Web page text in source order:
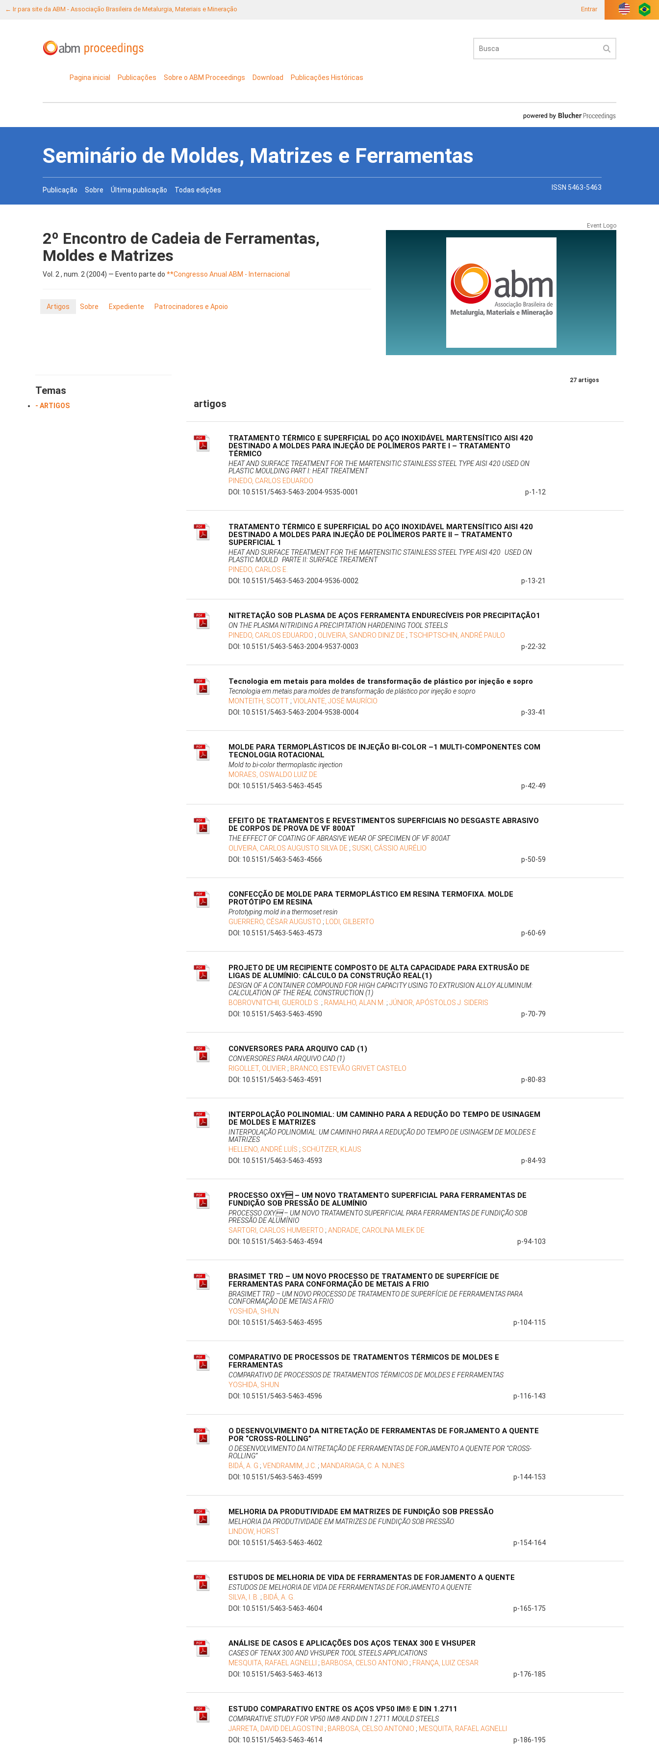
← Ir para site da ABM - Associação Brasileira de Metalurgia, Materiais e Mineração Entrar
Pagina inicial Publicações Sobre o ABM Proceedings Download Publicações Históricas
Seminário de Moldes, Matrizes e Ferramentas
Publicação Sobre Última publicação Todas edições ISSN 5463-5463
2º Encontro de Cadeia de Ferramentas,
Moldes e Matrizes
Vol. 2 , num. 2 (2004) — Evento parte do **Congresso Anual ABM - Internacional
Artigos Sobre Expediente Patrocinadores e Apoio
Event Logo
Temas
- ARTIGOS
27 artigos
artigos
TRATAMENTO TÉRMICO E SUPERFICIAL DO AÇO INOXIDÁVEL MARTENSÍTICO AISI 420
DESTINADO A MOLDES PARA INJEÇÃO DE POLÍMEROS PARTE I – TRATAMENTO
TÉRMICO
HEAT AND SURFACE TREATMENT FOR THE MARTENSITIC STAINLESS STEEL TYPE AISI 420 USED ON
PLASTIC MOULDING PART I: HEAT TREATMENT
PINEDO, CARLOS EDUARDO
DOI: 10.5151/5463-5463-2004-9535-0001
p-1-12
TRATAMENTO TÉRMICO E SUPERFICIAL DO AÇO INOXIDÁVEL MARTENSÍTICO AISI 420
DESTINADO A MOLDES PARA INJEÇÃO DE POLÍMEROS PARTE II – TRATAMENTO
SUPERFICIAL 1
HEAT AND SURFACE TREATMENT FOR THE MARTENSITIC STAINLESS STEEL TYPE AISI 420 USED ON
PLASTIC MOULD PARTE II: SURFACE TREATMENT
PINEDO, CARLOS E.
DOI: 10.5151/5463-5463-2004-9536-0002
p-13-21
NITRETAÇÃO SOB PLASMA DE AÇOS FERRAMENTA ENDURECÍVEIS POR PRECIPITAÇÃO1
ON THE PLASMA NITRIDING A PRECIPITATION HARDENING TOOL STEELS
PINEDO, CARLOS EDUARDO ; OLIVEIRA, SANDRO DINIZ DE ;TSCHIPTSCHIN, ANDRÉ PAULO
DOI: 10.5151/5463-5463-2004-9537-0003
p-22-32
Tecnologia em metais para moldes de transformação de plástico por injeção e sopro
Tecnologia em metais para moldes de transformação de plástico por injeção e sopro
MONTEITH, SCOTT ;VIOLANTE, JOSÉ MAURÍCIO
DOI: 10.5151/5463-5463-2004-9538-0004
p-33-41
MOLDE PARA TERMOPLÁSTICOS DE INJEÇÃO BI-COLOR –1 MULTI-COMPONENTES COM
TECNOLOGIA ROTACIONAL
Mold to bi-color thermoplastic injection
MORAES, OSWALDO LUIZ DE
DOI: 10.5151/5463-5463-4545
p-42-49
EFEITO DE TRATAMENTOS E REVESTIMENTOS SUPERFICIAIS NO DESGASTE ABRASIVO
DE CORPOS DE PROVA DE VF 800AT
THE EFFECT OF COATING OF ABRASIVE WEAR OF SPECIMEN OF VF 800AT
OLIVEIRA, CARLOS AUGUSTO SILVA DE ; SUSKI, CÁSSIO AURÉLIO
DOI: 10.5151/5463-5463-4566
p-50-59
CONFECÇÃO DE MOLDE PARA TERMOPLÁSTICO EM RESINA TERMOFIXA. MOLDE
PROTÓTIPO EM RESINA
Prototyping mold in a thermoset resin
GUERRERO, CÉSAR AUGUSTO ; LODI, GILBERTO
DOI: 10.5151/5463-5463-4573
p-60-69
PROJETO DE UM RECIPIENTE COMPOSTO DE ALTA CAPACIDADE PARA EXTRUSÃO DE
LIGAS DE ALUMÍNIO: CÁLCULO DA CONSTRUÇÃO REAL(1)
DESIGN OF A CONTAINER COMPOUND FOR HIGH CAPACITY USING TO EXTRUSION ALLOY ALUMINUM:
CALCULATION OF THE REAL CONSTRUCTION (1)
BOBROVNITCHII, GUEROLD S. ; RAMALHO, ALAN M. ;JÚNIOR, APÓSTOLOS J. SIDERIS
DOI: 10.5151/5463-5463-4590
p-70-79
CONVERSORES PARA ARQUIVO CAD (1)
CONVERSORES PARA ARQUIVO CAD (1)
RIGOLLET, OLIVIER ; BRANCO, ESTEVÃO GRIVET CASTELO
DOI: 10.5151/5463-5463-4591
p-80-83
INTERPOLAÇÃO POLINOMIAL: UM CAMINHO PARA A REDUÇÃO DO TEMPO DE USINAGEM
DE MOLDES E MATRIZES
INTERPOLAÇÃO POLINOMIAL: UM CAMINHO PARA A REDUÇÃO DO TEMPO DE USINAGEM DE MOLDES E
MATRIZES
HELLENO, ANDRÉ LUÍS ; SCHÜTZER, KLAUS
DOI: 10.5151/5463-5463-4593
p-84-93
PROCESSO OXY – UM NOVO TRATAMENTO SUPERFICIAL PARA FERRAMENTAS DE
FUNDIÇÃO SOB PRESSÃO DE ALUMÍNIO
PROCESSO OXY – UM NOVO TRATAMENTO SUPERFICIAL PARA FERRAMENTAS DE FUNDIÇÃO SOB
PRESSÃO DE ALUMÍNIO
SARTORI, CARLOS HUMBERTO ;ANDRADE, CAROLINA MILEK DE
DOI: 10.5151/5463-5463-4594
p-94-103
BRASIMET TRD – UM NOVO PROCESSO DE TRATAMENTO DE SUPERFÍCIE DE
FERRAMENTAS PARA CONFORMAÇÃO DE METAIS A FRIO
BRASIMET TRD – UM NOVO PROCESSO DE TRATAMENTO DE SUPERFÍCIE DE FERRAMENTAS PARA
CONFORMAÇÃO DE METAIS A FRIO
YOSHIDA, SHUN
DOI: 10.5151/5463-5463-4595
p-104-115
COMPARATIVO DE PROCESSOS DE TRATAMENTOS TÉRMICOS DE MOLDES E
FERRAMENTAS
COMPARATIVO DE PROCESSOS DE TRATAMENTOS TÉRMICOS DE MOLDES E FERRAMENTAS
YOSHIDA, SHUN
DOI: 10.5151/5463-5463-4596
p-116-143
O DESENVOLVIMENTO DA NITRETAÇÃO DE FERRAMENTAS DE FORJAMENTO A QUENTE
POR “CROSS-ROLLING”
O DESENVOLVIMENTO DA NITRETAÇÃO DE FERRAMENTAS DE FORJAMENTO A QUENTE POR “CROSS-
ROLLING”
BIDÁ, A. G ;VENDRAMIM, J.C. ; MANDARIAGA, C. A. NUNES
DOI: 10.5151/5463-5463-4599
p-144-153
MELHORIA DA PRODUTIVIDADE EM MATRIZES DE FUNDIÇÃO SOB PRESSÃO
MELHORIA DA PRODUTIVIDADE EM MATRIZES DE FUNDIÇÃO SOB PRESSÃO
LINDOW, HORST
DOI: 10.5151/5463-5463-4602
p-154-164
ESTUDOS DE MELHORIA DE VIDA DE FERRAMENTAS DE FORJAMENTO A QUENTE
ESTUDOS DE MELHORIA DE VIDA DE FERRAMENTAS DE FORJAMENTO A QUENTE
SILVA, I. B. ; BIDÁ, A. G.
DOI: 10.5151/5463-5463-4604
p-165-175
ANÁLISE DE CASOS E APLICAÇÕES DOS AÇOS TENAX 300 E VHSUPER
CASES OF TENAX 300 AND VHSUPER TOOL STEELS APPLICATIONS
MESQUITA, RAFAEL AGNELLI ; BARBOSA, CELSO ANTONIO ; FRANÇA, LUIZ CESAR
DOI: 10.5151/5463-5463-4613
p-176-185
ESTUDO COMPARATIVO ENTRE OS AÇOS VP50 IM® E DIN 1.2711
COMPARATIVE STUDY FOR VP50 IM® AND DIN 1.2711 MOULD STEELS
JARRETA, DAVID DELAGOSTINI ; BARBOSA, CELSO ANTONIO ; MESQUITA, RAFAEL AGNELLI
DOI: 10.5151/5463-5463-4614
p-186-195